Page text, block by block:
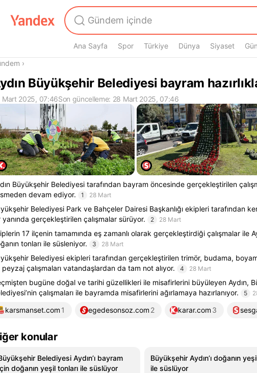
Ana Sayfa Spor Türkiye Dünya Siyaset
›
Büyükşehir Belediyesi bayram
Mart 2025, 07:46Son güncelleme: 28 Mart 2025, 07:46
Büyükşehir Belediyesi tarafından bayram öncesinde gerçekleştirilen
devam ediyor.
1 28 Mart
Belediyesi Park ve Bahçeler Dairesi Başkanlığı ekipleri tarafından
yanında gerçekleştirilen çalışmalar sürüyor.
2 28 Mart
17 ilçenin tamamında eş zamanlı olarak gerçekleştirdiği çalışmalar ile
tonları ile süsleniyor.
3 28 Mart
Belediyesi ekipleri tarafından gerçekleştirilen trimör, budama,
peyzaj çalışmaları vatandaşlardan da tam not alıyor.
4 28 Mart
bugüne doğal ve tarihi güzellikleri ile misafirlerini büyüleyen Aydın,
çalışmaları ile bayramda misafirlerini ağırlamaya hazırlanıyor.
5
karsmanset.com 1 egedesonsoz.com 2 karar.com 3
konular
Belediyesi Aydın’ı bayram
doğanın yeşil tonları ile süslüyor
Büyükşehir Aydın’ı doğanın
ile süslüyor